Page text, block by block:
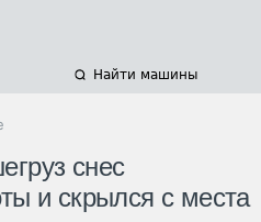
Найти машины
снес
и скрылся с места